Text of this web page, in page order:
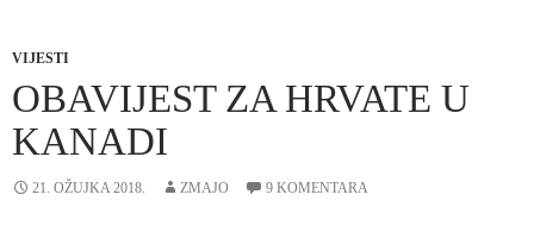
VIJESTI
OBAVIJEST ZA HRVATE U
KANADI
21. OŽUJKA 2018. ZMAJO 9 KOMENTARA